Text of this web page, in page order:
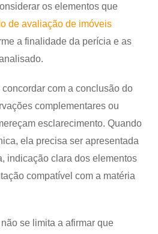
os elementos que
de avaliação de imóveis
a finalidade da perícia e as
com a conclusão do
complementares ou
esclarecimento. Quando
ela precisa ser apresentada
indicação clara dos elementos
compatível com a matéria
se limita a afirmar que